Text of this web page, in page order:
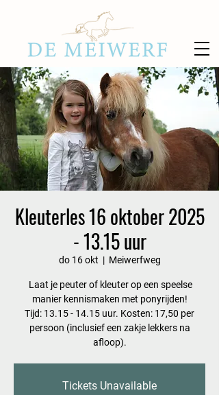
Kleuterles 16 oktober 2025
- 13.15 uur
do 16 okt
  |
Meiwerfweg
Laat je peuter of kleuter op een speelse
manier kennismaken met ponyrijden!
Tijd: 13.15 - 14.15 uur. Kosten: 17,50 per
persoon (inclusief een zakje lekkers na
afloop).
Tickets Unavailable